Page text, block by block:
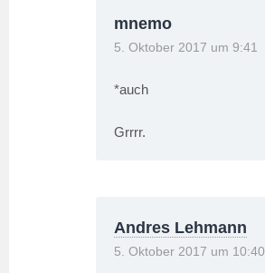
mnemo
5. Oktober 2017 um 9:41
*auch
Grrrr.
Andres Lehmann
5. Oktober 2017 um 10:40